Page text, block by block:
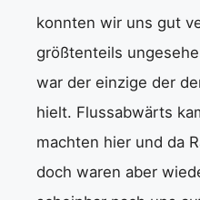
konnten wir uns gut
größtenteils
war der einzige der
hielt. Flussabwärts
machten hier und da
doch waren aber